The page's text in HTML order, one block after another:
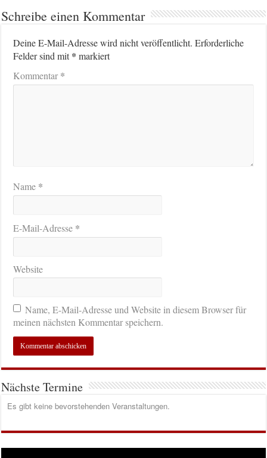
Schreibe einen Kommentar
Deine E-Mail-Adresse wird nicht veröffentlicht. Erforderliche
Felder sind mit* markiert
Kommentar*
Name *
E-Mail-Adresse *
Website
Name, E-Mail-Adresse und Website in diesem Browser für
meinen nächsten Kommentar speichern.
Nächste Termine
Es gibt keine bevorstehenden Veranstaltungen.